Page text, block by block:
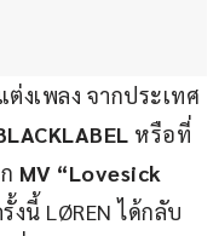
งเพลง จากประเทศ
หรือที่
MV “Lovesick
งนี้ LØREN ได้กลับ